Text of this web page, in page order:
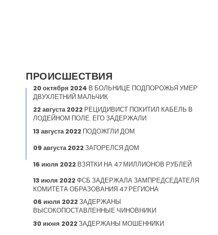
ПРОИСШЕСТВИЯ
20 октября 2024 В БОЛЬНИЦЕ ПОДПОРОЖЬЯ УМЕР
ДВУХЛЕТНИЙ МАЛЬЧИК
22 августа 2022 РЕЦИДИВИСТ ПОХИТИЛ КАБЕЛЬ В
ЛОДЕЙНОМ ПОЛЕ. ЕГО ЗАДЕРЖАЛИ
13 августа 2022 ПОДОЖГЛИ ДОМ
09 августа 2022ЗАГОРЕЛСЯ ДОМ
16 июля 2022 ВЗЯТКИ НА 47 МИЛЛИОНОВ РУБЛЕЙ
13 июля 2022ФСБ ЗАДЕРЖАЛА ЗАМПРЕДСЕДАТЕЛЯ
КОМИТЕТА ОБРАЗОВАНИЯ 47 РЕГИОНА
06 июля 2022ЗАДЕРЖАНЫ
ВЫСОКОПОСТАВЛЕННЫЕ ЧИНОВНИКИ
30 июня 2022ЗАДЕРЖАНЫ МОШЕННИКИ